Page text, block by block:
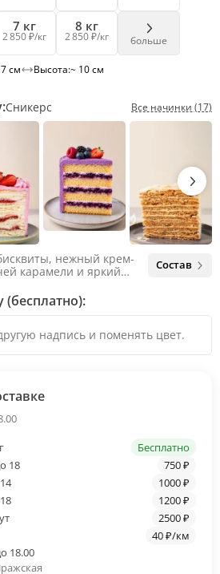
7 кг
2 850 ₽/кг
8 кг
2 850 ₽/кг больше
см Высота:~ 10 см
Сникерс Все начинки (17)
нежный крем-
карамели и яркий
карамели, не
остаться
Состав
(бесплатно):
Бесплатно
18
750 ₽
1000 ₽
1200 ₽
2500 ₽
40 ₽/км
18.00